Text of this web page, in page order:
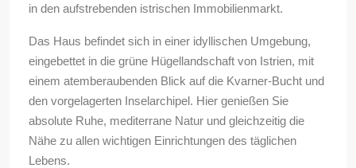
in den aufstrebenden istrischen Immobilienmarkt.
Das Haus befindet sich in einer idyllischen Umgebung,
eingebettet in die grüne Hügellandschaft von Istrien, mit
einem atemberaubenden Blick auf die Kvarner-Bucht und
den vorgelagerten Inselarchipel. Hier genießen Sie
absolute Ruhe, mediterrane Natur und gleichzeitig die
Nähe zu allen wichtigen Einrichtungen des täglichen
Lebens.